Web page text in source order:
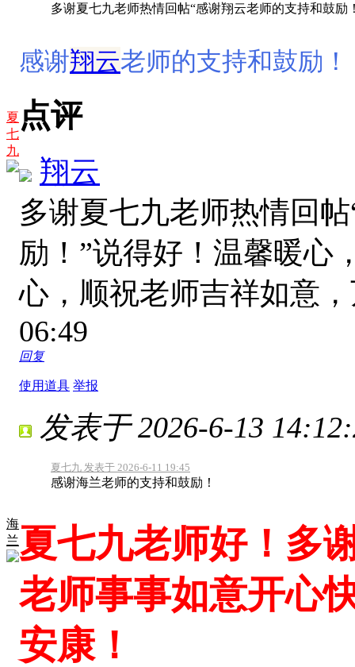
夏
七
九
多谢夏七九老师热情回帖“感谢翔云老师的支持和鼓
感谢翔云老师的支持和鼓励！
点评
翔云
多谢夏七九老师热情回
励！”说得好！温馨暖心
心，顺祝老师吉祥如意
06:49
回复
使用道具 举报
海
兰
发表于 2026-6-13
夏七九 发表于 2026-6-11 19:45
感谢海兰老师的支持和鼓励！
夏七九老师好！多
老师事事如意开心
安康！